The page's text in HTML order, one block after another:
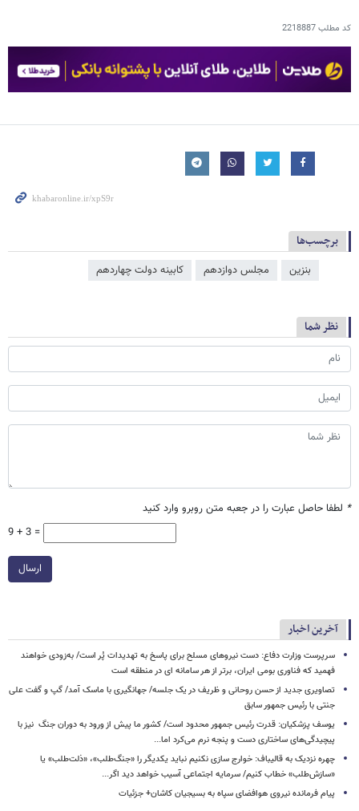
کد مطلب2218887
برچسب‌ها
بنزین مجلس دوازدهم کابینه دولت چهاردهم
نظر شما
* لطفا حاصل عبارت را در جعبه متن روبرو وارد کنید
9 + 3 =
ارسال
آخرین اخبار
سرپرست وزارت دفاع: دست نیروهای مسلح برای پاسخ به تهدیدات پُر است/ به‌زودی خواهند
فهمید که فناوری بومی ایران، برتر از هر سامانه ای در منطقه است
تصاویری جدید از حسن روحانی و ظریف در یک جلسه/ جهانگیری با ماسک آمد/ گپ و گفت علی
جنتی با رئیس جمهور سابق
یوسف پزشکیان: قدرت رئیس‌ جمهور محدود است/ کشور ما پیش از ورود به دوران جنگ نیز با
پیچیدگی‌های ساختاری دست و پنجه نرم می‌کرد اما...
چهره نزدیک به قالیباف: خوارج سازی نکنیم نباید یکدیگر را «جنگ‌طلب»، «ذلت‌طلب» یا
«سازش‌طلب» خطاب کنیم/ سرمایه اجتماعی آسیب خواهد دید اگر...
پیام فرمانده نیروی هوافضای سپاه به بسیجیان کاشان+ جزئیات